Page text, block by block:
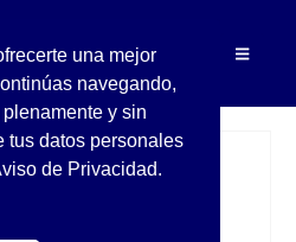
una mejor
navegando,
y sin
tus datos personales
de Privacidad.